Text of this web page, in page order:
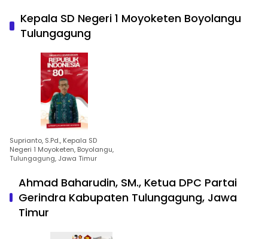
Kepala SD Negeri 1 Moyoketen Boyolangu
Tulungagung
Suprianto, S.Pd., Kepala SD
Negeri 1 Moyoketen, Boyolangu,
Tulungagung, Jawa Timur
Ahmad Baharudin, SM., Ketua DPC Partai
Gerindra Kabupaten Tulungagung, Jawa
Timur